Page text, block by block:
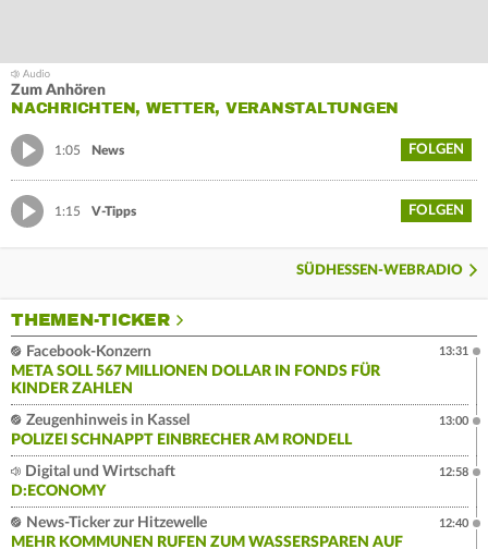
Zum Anhören
NACHRICHTEN, WETTER, VERANSTALTUNGEN
1:05 News FOLGEN
1:15 V-Tipps FOLGEN
SÜDHESSEN-WEBRADIO
THEMEN-TICKER
Facebook-Konzern
META SOLL 567 MILLIONEN DOLLAR IN FONDS FÜR
KINDER ZAHLEN
13:31
Zeugenhinweis in Kassel
POLIZEI SCHNAPPT EINBRECHER AM RONDELL
13:00
Digital und Wirtschaft
D:ECONOMY
12:58
News-Ticker zur Hitzewelle
MEHR KOMMUNEN RUFEN ZUM WASSERSPAREN AUF
12:40